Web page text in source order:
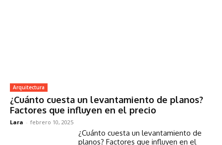
Arquitectura
¿Cuánto cuesta un levantamiento de planos?
Factores que influyen en el precio
Lara - febrero 10, 2025
¿Cuánto cuesta un levantamiento de
planos? Factores que influyen en el